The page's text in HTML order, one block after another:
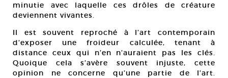
minutie avec laquelle ces drôles de créature
deviennent vivantes.
Il est souvent reproché à l’art contemporain
d’exposer une froideur calculée, tenant à
distance ceux qui n’en n’auraient pas les clés.
Quoique cela s’avère souvent injuste, cette
opinion ne concerne qu’une partie de l’art.